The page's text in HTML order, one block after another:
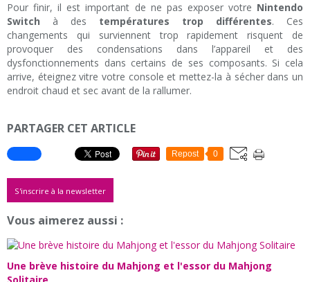
Pour finir, il est important de ne pas exposer votre Nintendo
Switch à des températures trop différentes. Ces
changements qui surviennent trop rapidement risquent de
provoquer des condensations dans l’appareil et des
dysfonctionnements dans certains de ses composants. Si cela
arrive, éteignez vitre votre console et mettez-la à sécher dans un
endroit chaud et sec avant de la rallumer.
PARTAGER CET ARTICLE
Repost 0
S'inscrire à la newsletter
Vous aimerez aussi :
Une brève histoire du Mahjong et l'essor du Mahjong